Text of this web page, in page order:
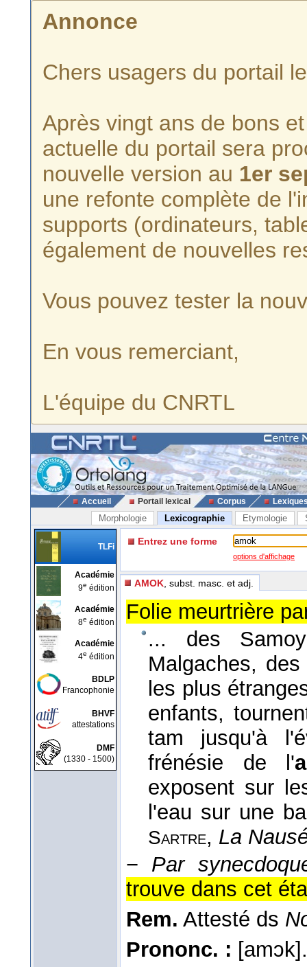
Annonce
Chers usagers du portail
Après vingt ans de bons
actuelle du portail sera
nouvelle version au 1er
une refonte complète de
supports (ordinateurs,
également de nouvelles
Vous pouvez tester la
En vous remerciant,
L'équipe du CNRTL
Accueil Portail lexical Corpus
Morphologie Lexicographie Etymologie
TLFi
Académie
9e édition
Académie
8e édition
Académie
4e édition
BDLP
Francophonie
BHVF
attestations
DMF
(1330 - 1500)
Entrez une forme
options d'affichage
AMOK , subst. masc. et adj.
Folie meurtrière
... des
Malgaches,
les plus
enfants,
tam jusqu'à
frénésie de l'
exposent sur
l'eau sur une
Sartre, La
− Par
trouve dans cet
Rem. Attesté ds
Prononc. : [amɔk].